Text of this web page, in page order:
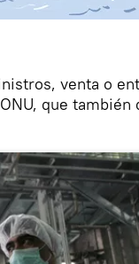
venta o
que